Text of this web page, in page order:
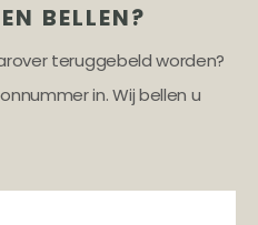
BELLEN?
teruggebeld worden?
in. Wij bellen u